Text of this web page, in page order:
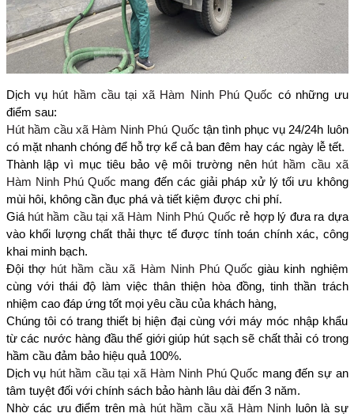
Dịch vụ hút hầm cầu tại xã Hàm Ninh Phú Quốc có những ưu
điểm sau:
Hút hầm cầu xã Hàm Ninh Phú Quốc tận tình phục vụ 24/24h luôn
có mặt nhanh chóng để hỗ trợ kể cả ban đêm hay các ngày lễ tết.
Thành lập vì mục tiêu bảo vệ môi trường nên hút hầm cầu xã
Hàm Ninh Phú Quốc mang đến các giải pháp xử lý tối ưu không
mùi hôi, không cần đục phá và tiết kiệm được chi phí.
Giá hút hầm cầu tại xã Hàm Ninh Phú Quốc rẻ hợp lý đưa ra dựa
vào khối lượng chất thải thực tế được tính toán chính xác, công
khai minh bạch.
Đội thợ hút hầm cầu xã Hàm Ninh Phú Quốc giàu kinh nghiệm
cùng với thái độ làm việc thân thiện hòa đồng, tinh thần trách
nhiệm cao đáp ứng tốt mọi yêu cầu của khách hàng,
Chúng tôi có trang thiết bị hiện đại cùng với máy móc nhập khẩu
từ các nước hàng đầu thế giới giúp hút sạch sẽ chất thải có trong
hầm cầu đảm bảo hiệu quả 100%.
Dịch vụ hút hầm cầu tại xã Hàm Ninh Phú Quốc mang đến sự an
tâm tuyệt đối với chính sách bảo hành lâu dài đến 3 năm.
Nhờ các ưu điểm trên mà hút hầm cầu xã Hàm Ninh luôn là sự